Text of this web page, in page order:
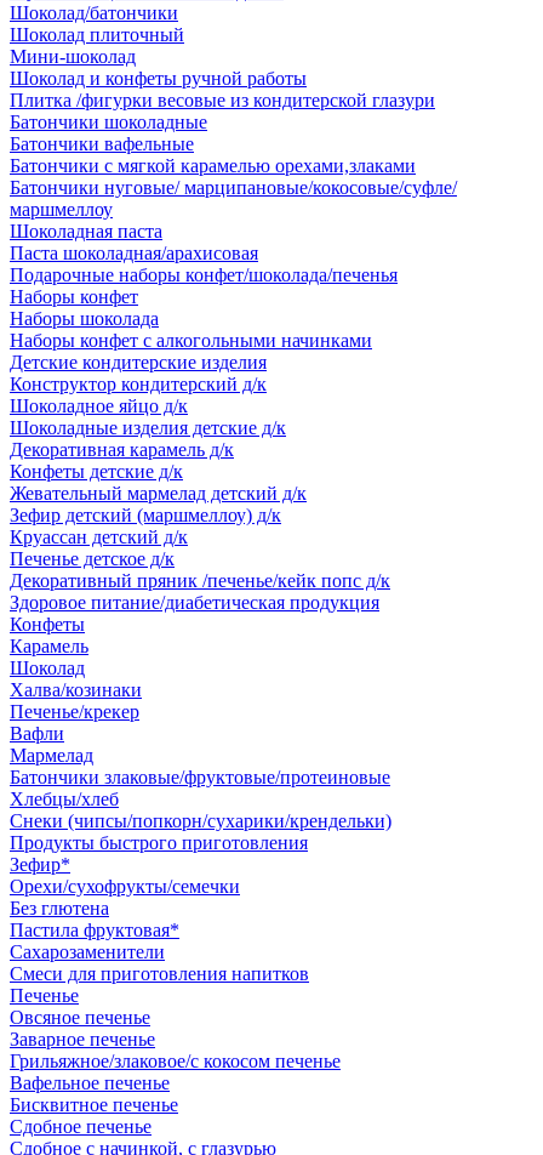
Шоколад/батончики
Шоколад плиточный
Мини-шоколад
Шоколад и конфеты ручной работы
Плитка /фигурки весовые из кондитерской глазури
Батончики шоколадные
Батончики вафельные
Батончики с мягкой карамелью орехами,злаками
Батончики нуговые/ марципановые/кокосовые/суфле/
маршмеллоу
Шоколадная паста
Паста шоколадная/арахисовая
Подарочные наборы конфет/шоколада/печенья
Наборы конфет
Наборы шоколада
Наборы конфет с алкогольными начинками
Детские кондитерские изделия
Конструктор кондитерский д/к
Шоколадное яйцо д/к
Шоколадные изделия детские д/к
Декоративная карамель д/к
Конфеты детские д/к
Жевательный мармелад детский д/к
Зефир детский (маршмеллоу) д/к
Круассан детский д/к
Печенье детское д/к
Декоративный пряник /печенье/кейк попс д/к
Здоровое питание/диабетическая продукция
Конфеты
Карамель
Шоколад
Халва/козинаки
Печенье/крекер
Вафли
Мармелад
Батончики злаковые/фруктовые/протеиновые
Хлебцы/хлеб
Снеки (чипсы/попкорн/сухарики/крендельки)
Продукты быстрого приготовления
Зефир*
Орехи/сухофрукты/семечки
Без глютена
Пастила фруктовая*
Сахарозаменители
Смеси для приготовления напитков
Печенье
Овсяное печенье
Заварное печенье
Грильяжное/злаковое/с кокосом печенье
Вафельное печенье
Бисквитное печенье
Сдобное печенье
Сдобное с начинкой, с глазурью